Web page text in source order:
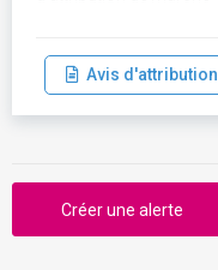
Avis d'attribution
Créer une alerte